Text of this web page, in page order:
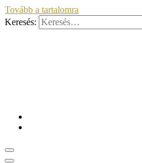
Tovább a tartalomra
Keresés:
Esküvői ruhatervezés